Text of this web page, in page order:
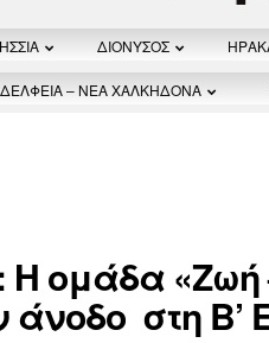
ΔΙΟΝΥΣΟΣ
– ΝΕΑ ΧΑΛΚΗΔΟΝΑ
Η ομάδα
άνοδο στη Β’